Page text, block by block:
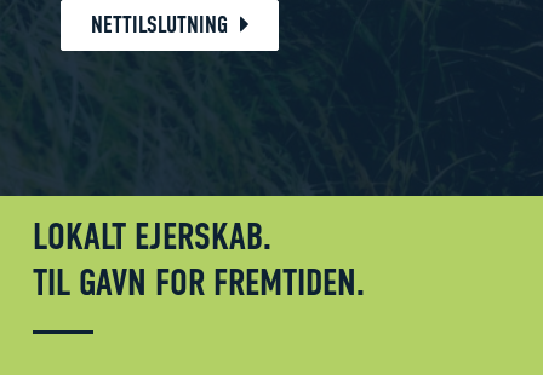
NETTILSLUTNING
LOKALT EJERSKAB.
TIL GAVN FOR FREMTIDEN.